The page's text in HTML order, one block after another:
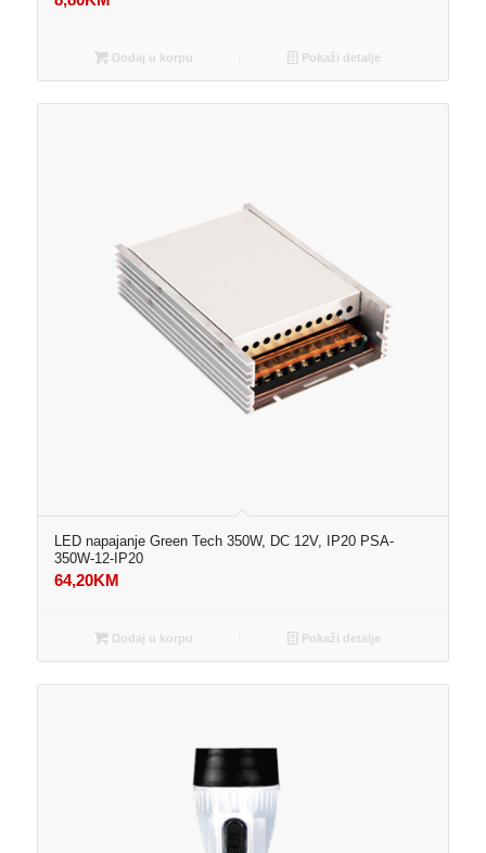
Dodaj u korpu Pokaži detalje
LED napajanje Green Tech 350W, DC 12V, IP20 PSA-
350W-12-IP20
64,20KM
Dodaj u korpu Pokaži detalje